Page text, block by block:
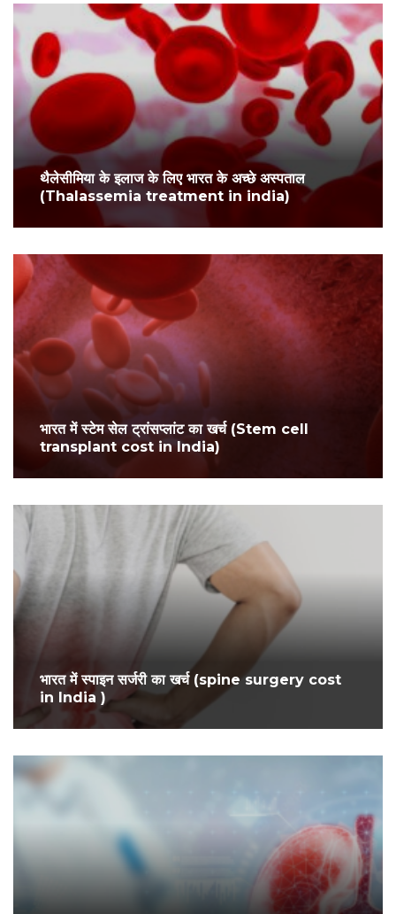
थैलेसीमिया के इलाज के लिए भारत के अच्छे अस्पताल
(Thalassemia treatment in india)
भारत में स्टेम सेल ट्रांसप्लांट का खर्च (Stem cell
transplant cost in India)
भारत में स्पाइन सर्जरी का खर्च (spine surgery cost
in India )